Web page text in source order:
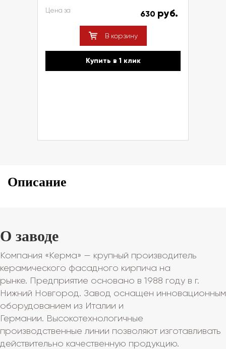
Цена за 630 руб.
В корзину
Купить в 1 клик
Описание
О заводе
Компания «Керма» — крупный производитель
керамического фасадного кирпича на
рынке. Предприятие основано в 1988 году в г.
Нижний Новгород. Завод оснащен инновационным
оборудованием из Италии и
Германии. Высокотехнологичные
производственные линии позволяют изготавливать
действительно качественную продукцию.